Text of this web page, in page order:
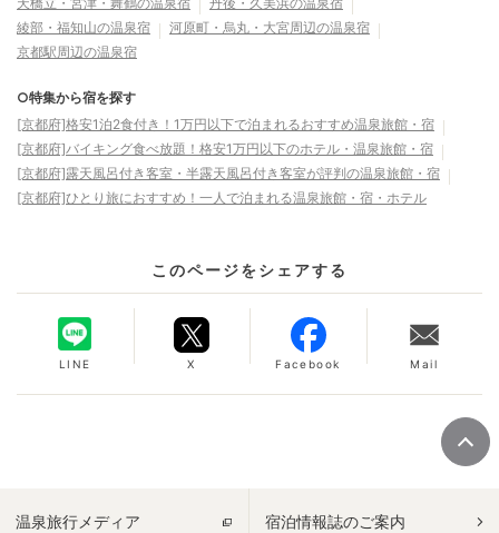
綾部・福知山の温泉宿
河原町・烏丸・大宮周辺の温泉宿
京都駅周辺の温泉宿
○特集から宿を探す
[京都府]格安1泊2食付き！1万円以下で泊まれるおすすめ温泉旅館・宿
[京都府]バイキング食べ放題！格安1万円以下のホテル・温泉旅館・宿
[京都府]露天風呂付き客室・半露天風呂付き客室が評判の温泉旅館・宿
[京都府]ひとり旅におすすめ！一人で泊まれる温泉旅館・宿・ホテル
このページをシェアする
LINE X Facebook Mail
温泉旅行メディア 宿泊情報誌のご案内